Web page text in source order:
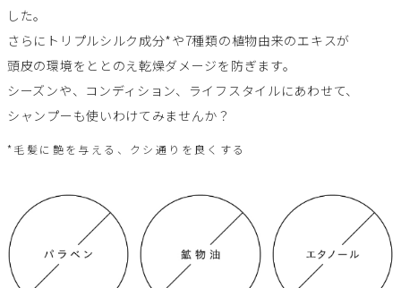
した。
さらにトリプルシルク成分*や7種類の植物由来のエキスが
頭皮の環境をととのえ乾燥ダメージを防ぎます。
シーズンや、コンディション、ライフスタイルにあわせて、
シャンプーも使いわけてみませんか？
*毛髪に艶を与える、クシ通りを良くする